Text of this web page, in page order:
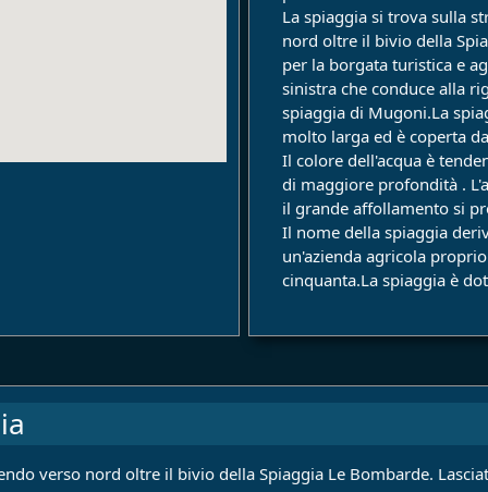
La spiaggia si trova sulla
nord oltre il bivio della
per la borgata turistica e
sinistra che conduce alla
spiaggia di Mugoni.La
molto larga ed è coperta
Il colore dell'acqua è
di maggiore profondità .
il grande affollamento si
Il nome della spiaggia
un'azienda agricola
cinquanta.La spiaggia è
verso nord oltre il bivio della Spiaggia Le Bombarde.